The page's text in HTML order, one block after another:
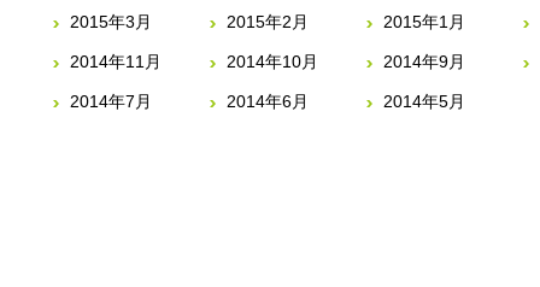
2015年3月 2015年2月 2015年1月
2014年11月 2014年10月 2014年9月
2014年7月 2014年6月 2014年5月